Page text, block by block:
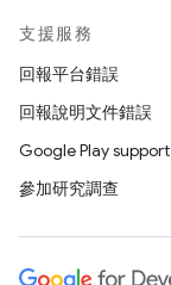
支援服務
回報平台錯誤
回報說明文件錯誤
Google Play support
參加研究調查